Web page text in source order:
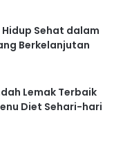
Sehat dalam
Berkelanjutan
Lemak Terbaik
Diet Sehari-hari